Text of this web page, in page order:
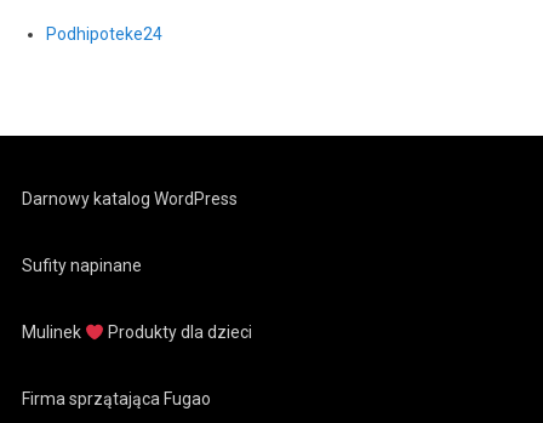
Podhipoteke24
Darnowy katalog WordPress
Sufity napinane
Mulinek Produkty dla dzieci
Firma sprzątająca Fugao